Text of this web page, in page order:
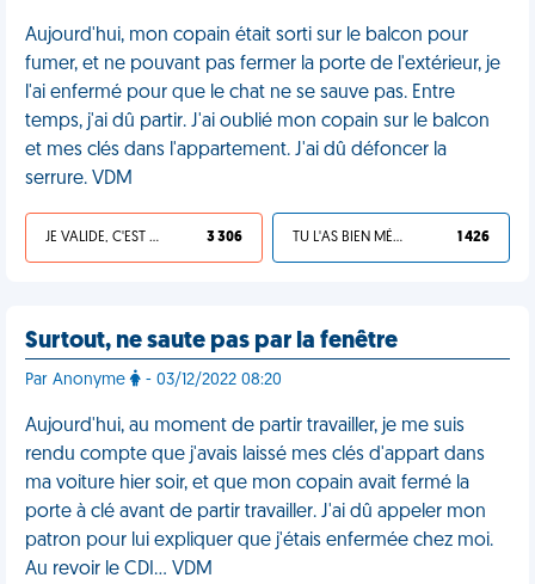
Aujourd'hui, mon copain était sorti sur le balcon pour
fumer, et ne pouvant pas fermer la porte de l'extérieur, je
l'ai enfermé pour que le chat ne se sauve pas. Entre
temps, j'ai dû partir. J'ai oublié mon copain sur le balcon
et mes clés dans l'appartement. J'ai dû défoncer la
serrure. VDM
JE VALIDE, C'EST UNE VDM 3 306 TU L'AS BIEN MÉRITÉ 1 426
Surtout, ne saute pas par la fenêtre
Par Anonyme - 03/12/2022 08:20
Aujourd'hui, au moment de partir travailler, je me suis
rendu compte que j'avais laissé mes clés d'appart dans
ma voiture hier soir, et que mon copain avait fermé la
porte à clé avant de partir travailler. J'ai dû appeler mon
patron pour lui expliquer que j'étais enfermée chez moi.
Au revoir le CDI… VDM